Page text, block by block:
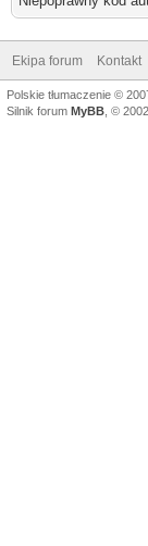
Ekipa forum Kontakt
Polskie tłumaczenie ©
Silnik forum MyBB , ©